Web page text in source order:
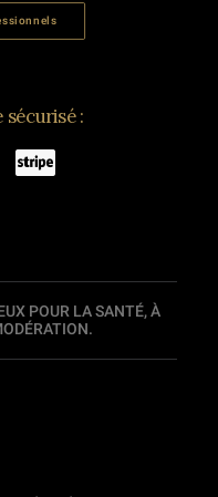
sécurisé :
POUR LA SANTÉ, À